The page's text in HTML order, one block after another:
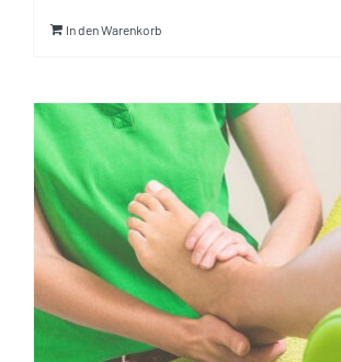
In den Warenkorb